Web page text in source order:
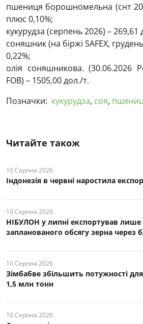
пшениця борошномельна (снт
плюс 0,10%;
кукурудза (серпень 2026) –
соняшник (на біржі SAFEX,
0,22%;
олія соняшникова. (30.06.2026
FOB) – 1505,00 дол./т.
Позначки: кукурудза, соя,
Читайте також
10 Серпня 2026
Індонезія в червні наростила
10 Серпня 2026
НІБУЛОН у липні експортував лише
запланованого обсягу зерна через
10 Серпня 2026
Зімбабве збільшить потужності
1,5 млн тонн
10 Серпня 2026